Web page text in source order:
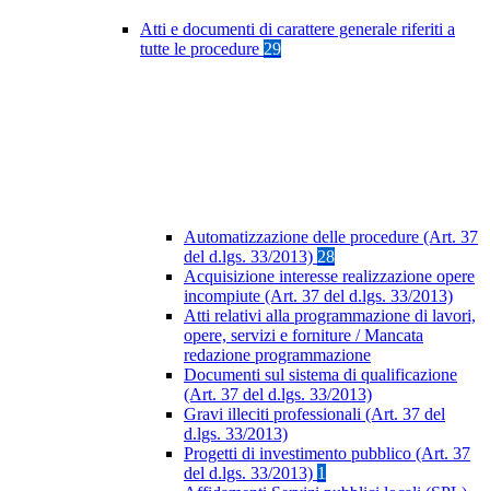
Atti e documenti di carattere generale riferiti a
tutte le procedure 29
Automatizzazione delle procedure (Art. 37
del d.lgs. 33/2013) 28
Acquisizione interesse realizzazione opere
incompiute (Art. 37 del d.lgs. 33/2013)
Atti relativi alla programmazione di lavori,
opere, servizi e forniture / Mancata
redazione programmazione
Documenti sul sistema di qualificazione
(Art. 37 del d.lgs. 33/2013)
Gravi illeciti professionali (Art. 37 del
d.lgs. 33/2013)
Progetti di investimento pubblico (Art. 37
del d.lgs. 33/2013) 1